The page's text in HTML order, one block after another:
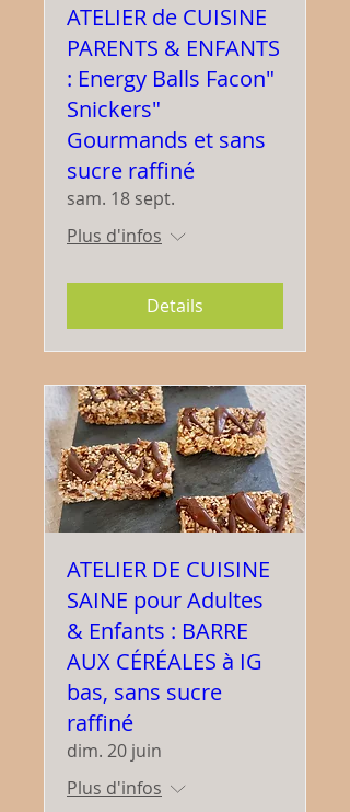
ATELIER de CUISINE
PARENTS & ENFANTS
: Energy Balls Facon"
Snickers"
Gourmands et sans
sucre raffiné
sam. 18 sept.
Plus d'infos
Details
ATELIER DE CUISINE
SAINE pour Adultes
& Enfants : BARRE
AUX CÉRÉALES à IG
bas, sans sucre
raffiné
dim. 20 juin
Plus d'infos